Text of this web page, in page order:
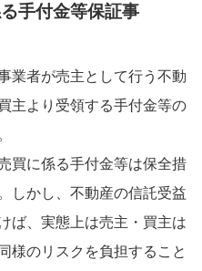
手付金等保証事
業者が売主として行う不動
主より受領する手付金等の
買に係る手付金等は保全措
しかし、不動産の信託受益
ば、実態上は売主・買主は
様のリスクを負担すること